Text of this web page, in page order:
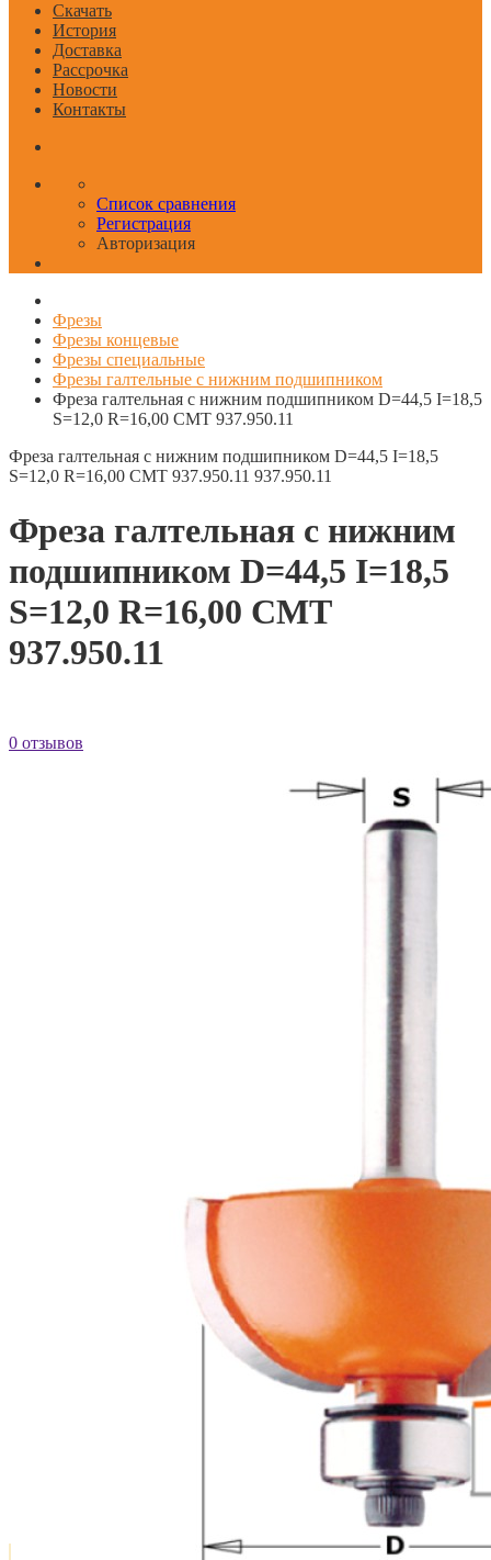
Скачать
История
Доставка
Рассрочка
Новости
Контакты
Список сравнения
Регистрация
Авторизация
Фрезы
Фрезы концевые
Фрезы специальные
Фрезы галтельные с нижним подшипником
Фреза галтельная с нижним подшипником D=44,5 I=18,5
S=12,0 R=16,00 CMT 937.950.11
Фреза галтельная с нижним подшипником D=44,5 I=18,5
S=12,0 R=16,00 CMT 937.950.11 937.950.11
Фреза галтельная с нижним
подшипником D=44,5 I=18,5
S=12,0 R=16,00 CMT
937.950.11
0 отзывов